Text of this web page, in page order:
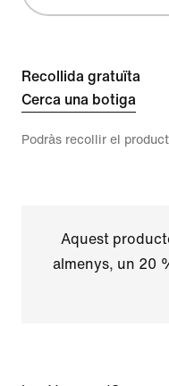
Recollida gratuïta
Cerca una botiga
Podràs recollir el
Aquest
almenys, un 20